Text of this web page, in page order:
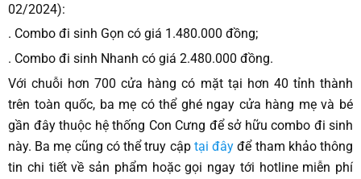
02/2024):
. Combo đi sinh Gọn có giá 1.480.000 đồng;
. Combo đi sinh Nhanh có giá 2.480.000 đồng.
Với chuỗi hơn 700 cửa hàng có mặt tại hơn 40 tỉnh thành
trên toàn quốc, ba mẹ có thể ghé ngay cửa hàng mẹ và bé
gần đây thuộc hệ thống Con Cưng để sở hữu combo đi sinh
này. Ba mẹ cũng có thể truy cập tại đây để tham khảo thông
tin chi tiết về sản phẩm hoặc gọi ngay tới hotline miễn phí